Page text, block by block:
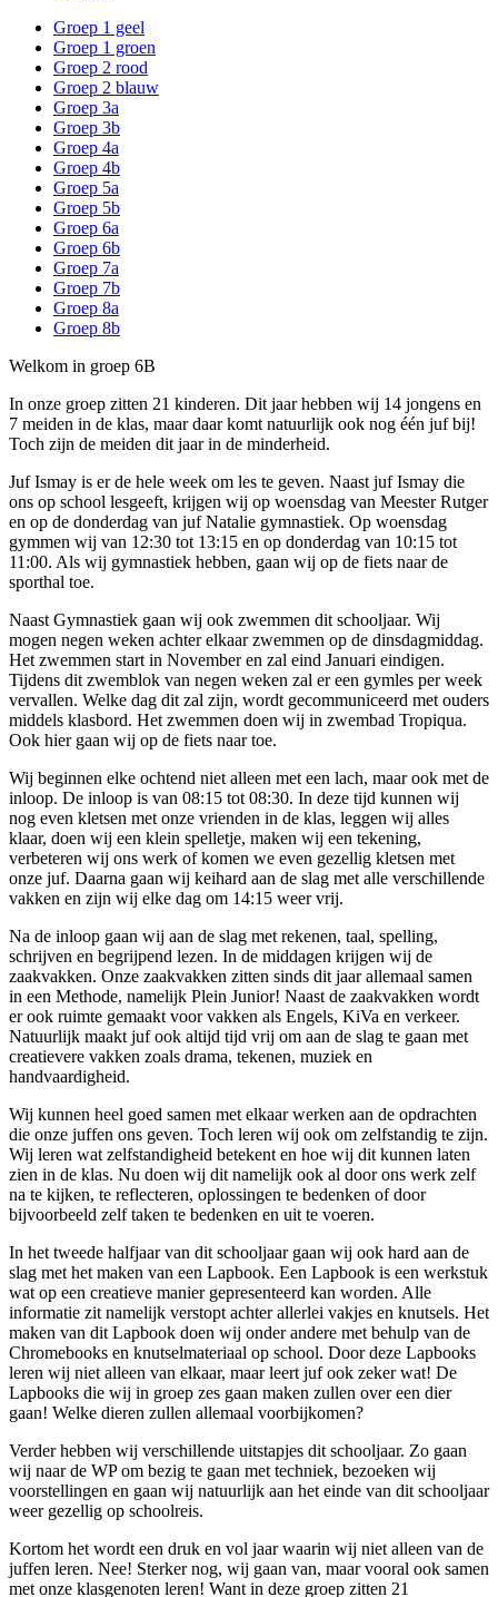
Groep 1 geel
Groep 1 groen
Groep 2 rood
Groep 2 blauw
Groep 3a
Groep 3b
Groep 4a
Groep 4b
Groep 5a
Groep 5b
Groep 6a
Groep 6b
Groep 7a
Groep 7b
Groep 8a
Groep 8b
Welkom in groep 6B
In onze groep zitten 21 kinderen. Dit jaar hebben wij 14 jongens en
7 meiden in de klas, maar daar komt natuurlijk ook nog één juf bij!
Toch zijn de meiden dit jaar in de minderheid.
Juf Ismay is er de hele week om les te geven. Naast juf Ismay die
ons op school lesgeeft, krijgen wij op woensdag van Meester Rutger
en op de donderdag van juf Natalie gymnastiek. Op woensdag
gymmen wij van 12:30 tot 13:15 en op donderdag van 10:15 tot
11:00. Als wij gymnastiek hebben, gaan wij op de fiets naar de
sporthal toe.
Naast Gymnastiek gaan wij ook zwemmen dit schooljaar. Wij
mogen negen weken achter elkaar zwemmen op de dinsdagmiddag.
Het zwemmen start in November en zal eind Januari eindigen.
Tijdens dit zwemblok van negen weken zal er een gymles per week
vervallen. Welke dag dit zal zijn, wordt gecommuniceerd met ouders
middels klasbord. Het zwemmen doen wij in zwembad Tropiqua.
Ook hier gaan wij op de fiets naar toe.
Wij beginnen elke ochtend niet alleen met een lach, maar ook met de
inloop. De inloop is van 08:15 tot 08:30. In deze tijd kunnen wij
nog even kletsen met onze vrienden in de klas, leggen wij alles
klaar, doen wij een klein spelletje, maken wij een tekening,
verbeteren wij ons werk of komen we even gezellig kletsen met
onze juf. Daarna gaan wij keihard aan de slag met alle verschillende
vakken en zijn wij elke dag om 14:15 weer vrij.
Na de inloop gaan wij aan de slag met rekenen, taal, spelling,
schrijven en begrijpend lezen. In de middagen krijgen wij de
zaakvakken. Onze zaakvakken zitten sinds dit jaar allemaal samen
in een Methode, namelijk Plein Junior! Naast de zaakvakken wordt
er ook ruimte gemaakt voor vakken als Engels, KiVa en verkeer.
Natuurlijk maakt juf ook altijd tijd vrij om aan de slag te gaan met
creatievere vakken zoals drama, tekenen, muziek en
handvaardigheid.
Wij kunnen heel goed samen met elkaar werken aan de opdrachten
die onze juffen ons geven. Toch leren wij ook om zelfstandig te zijn.
Wij leren wat zelfstandigheid betekent en hoe wij dit kunnen laten
zien in de klas. Nu doen wij dit namelijk ook al door ons werk zelf
na te kijken, te reflecteren, oplossingen te bedenken of door
bijvoorbeeld zelf taken te bedenken en uit te voeren.
In het tweede halfjaar van dit schooljaar gaan wij ook hard aan de
slag met het maken van een Lapbook. Een Lapbook is een werkstuk
wat op een creatieve manier gepresenteerd kan worden. Alle
informatie zit namelijk verstopt achter allerlei vakjes en knutsels. Het
maken van dit Lapbook doen wij onder andere met behulp van de
Chromebooks en knutselmateriaal op school. Door deze Lapbooks
leren wij niet alleen van elkaar, maar leert juf ook zeker wat! De
Lapbooks die wij in groep zes gaan maken zullen over een dier
gaan! Welke dieren zullen allemaal voorbijkomen?
Verder hebben wij verschillende uitstapjes dit schooljaar. Zo gaan
wij naar de WP om bezig te gaan met techniek, bezoeken wij
voorstellingen en gaan wij natuurlijk aan het einde van dit schooljaar
weer gezellig op schoolreis.
Kortom het wordt een druk en vol jaar waarin wij niet alleen van de
juffen leren. Nee! Sterker nog, wij gaan van, maar vooral ook samen
met onze klasgenoten leren! Want in deze groep zitten 21